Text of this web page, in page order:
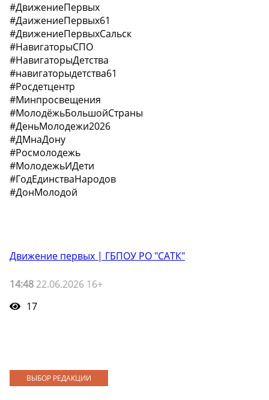
#ДвижениеПервых
#ДаижениеПервых61
#ДвижениеПервыхСальск
#НавигаторыСПО
#НавигаторыДетства
#навигаторыдетства61
#Росдетцентр
#Минпросвещения
#МолодёжьБольшойСтраны
#ДеньМолодежи2026
#ДМнаДону
#Росмолодежь
#МолодежьИДети
#ГодЕдинстваНародов
#ДонМолодой
Движение первых | ГБПОУ РО "САТК"
14:48 22.06.2026 16+
17
ВЫБОР РЕДАКЦИИ